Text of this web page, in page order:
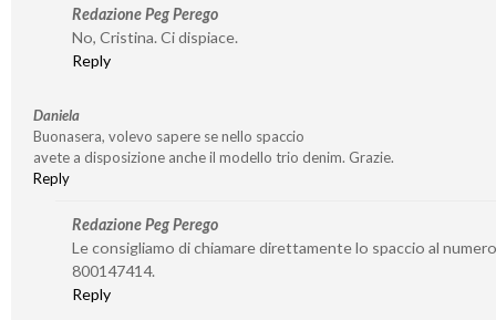
Redazione Peg Perego
No, Cristina. Ci dispiace.
Reply
Daniela
Buonasera, volevo sapere se nello spaccio
avete a disposizione anche il modello trio denim. Grazie.
Reply
Redazione Peg Perego
Le consigliamo di chiamare direttamente lo spaccio al
800147414.
Reply